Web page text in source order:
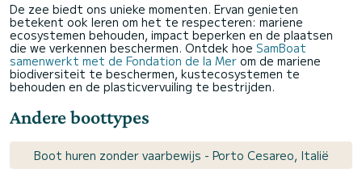
De zee biedt ons unieke momenten. Ervan genieten
betekent ook leren om het te respecteren: mariene
ecosystemen behouden, impact beperken en de plaatsen
die we verkennen beschermen. Ontdek hoe SamBoat
samenwerkt met de Fondation de la Mer om de mariene
biodiversiteit te beschermen, kustecosystemen te
behouden en de plasticvervuiling te bestrijden.
Andere boottypes
Boot huren zonder vaarbewijs - Porto Cesareo, Italië